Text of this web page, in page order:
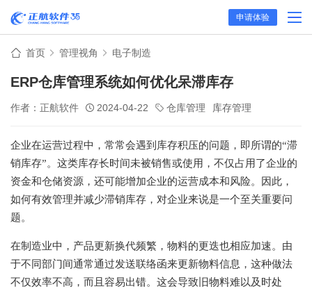
申请体验
首页 管理视角 电子制造
ERP仓库管理系统如何优化呆滞库存
作者：正航软件 2024-04-22 仓库管理 库存管理
企业在运营过程中，常常会遇到库存积压的问题，即所谓的“滞
销库存”。这类库存长时间未被销售或使用，不仅占用了企业的
资金和仓储资源，还可能增加企业的运营成本和风险。因此，
如何有效管理并减少滞销库存，对企业来说是一个至关重要问
题。
在制造业中，产品更新换代频繁，物料的更迭也相应加速。由
于不同部门间通常通过发送联络函来更新物料信息，这种做法
不仅效率不高，而且容易出错。这会导致旧物料难以及时处